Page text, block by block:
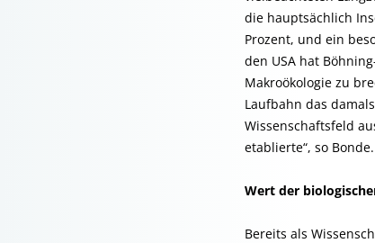
die hauptsächlich
Prozent, und ein
den USA hat
Makroökologie zu
Laufbahn das
Wissenschaftsfeld
etablierte“, so Bonde.
Wert der
Bereits als